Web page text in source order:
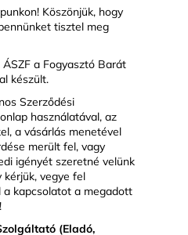
Köszönjük, hogy
tisztel meg
a Fogyasztó Barát
készült.
Szerződési
használatával, az
a vásárlás menetével
merült fel, vagy
igényét szeretné velünk
kérjük, vegye fel
a kapcsolatot a megadott
(Eladó,